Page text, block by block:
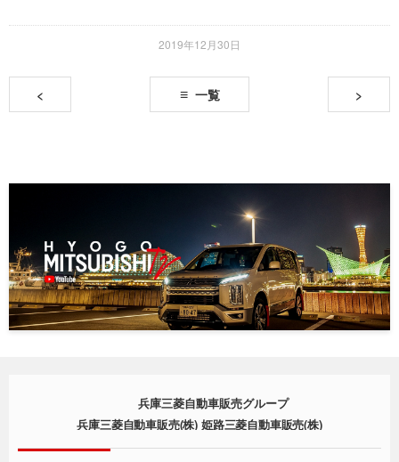
2019年12月30日
< 一覧 >
兵庫三菱自動車販売グループ
兵庫三菱自動車販売(株) 姫路三菱自動車販売(株)